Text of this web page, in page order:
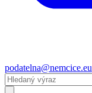
podatelna@nemcice.eu